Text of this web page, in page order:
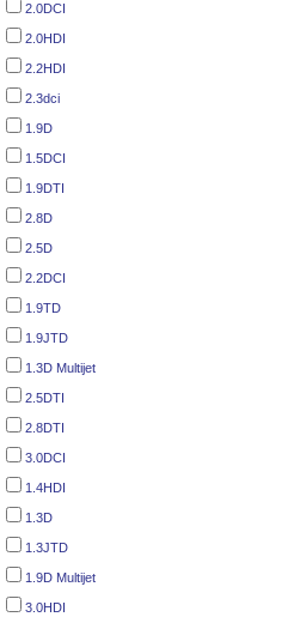
2.0DCI
2.0HDI
2.2HDI
2.3dci
1.9D
1.5DCI
1.9DTI
2.8D
2.5D
2.2DCI
1.9TD
1.9JTD
1.3D Multijet
2.5DTI
2.8DTI
3.0DCI
1.4HDI
1.3D
1.3JTD
1.9D Multijet
3.0HDI